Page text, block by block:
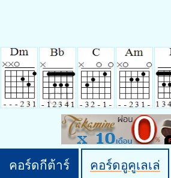
คอร์ดกีต้าร์ คอร์ดอูคูเลเล่